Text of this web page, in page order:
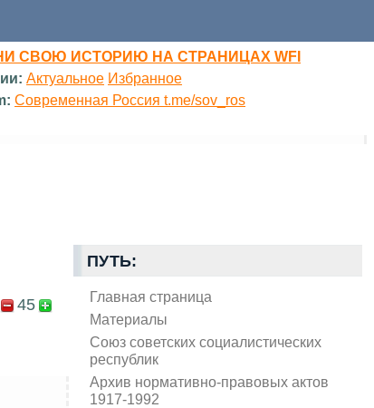
СВОЮ ИСТОРИЮ НА СТРАНИЦАХ WFI
Актуальное Избранное
Современная Россия t.me/sov_ros
ПУТЬ:
Главная страница
Материалы
Союз советских социалистических
республик
Архив нормативно-правовых актов
1917-1992
45